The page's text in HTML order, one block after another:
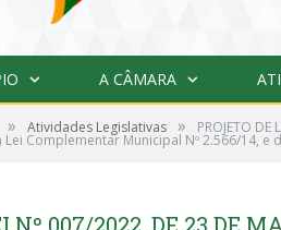
A CÂMARA
» Atividades Legislativas » PROJETO
Complementar Municipal Nº 2.566/14, e
Nº 007/2022, DE 23 DE